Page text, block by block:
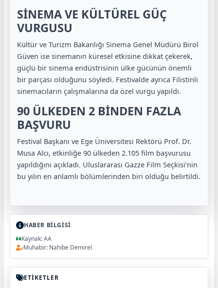
SİNEMA VE KÜLTÜREL GÜÇ
VURGUSU
Kültür ve Turizm Bakanlığı Sinema Genel Müdürü Birol
Güven ise sinemanın küresel etkisine dikkat çekerek,
güçlü bir sinema endüstrisinin ülke gücünün önemli
bir parçası olduğunu söyledi. Festivalde ayrıca Filistinli
sinemacıların çalışmalarına da özel vurgu yapıldı.
90 ÜLKEDEN 2 BİNDEN FAZLA
BAŞVURU
Festival Başkanı ve Ege Üniversitesi Rektörü Prof. Dr.
Musa Alcı, etkinliğe 90 ülkeden 2.105 film başvurusu
yapıldığını açıkladı. Uluslararası Gazze Film Seçkisi’nin
bu yılın en anlamlı bölümlerinden biri olduğu belirtildi.
HABER BİLGİSİ
Kaynak: AA
Muhabir: Nahibe Demirel
ETİKETLER